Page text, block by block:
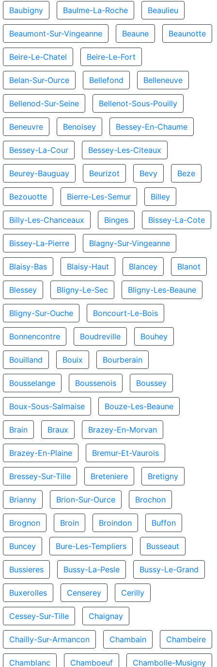
Baubigny Baulme-La-Roche Beaulieu
Beaumont-Sur-Vingeanne Beaune Beaunotte
Beire-Le-Chatel Beire-Le-Fort
Belan-Sur-Ource Bellefond Belleneuve
Bellenod-Sur-Seine Bellenot-Sous-Pouilly
Beneuvre Benoisey Bessey-En-Chaume
Bessey-La-Cour Bessey-Les-Citeaux
Beurey-Bauguay Beurizot Bevy Beze
Bezouotte Bierre-Les-Semur Billey
Billy-Les-Chanceaux Binges Bissey-La-Cote
Bissey-La-Pierre Blagny-Sur-Vingeanne
Blaisy-Bas Blaisy-Haut Blancey Blanot
Blessey Bligny-Le-Sec Bligny-Les-Beaune
Bligny-Sur-Ouche Boncourt-Le-Bois
Bonnencontre Boudreville Bouhey
Bouilland Bouix Bourberain
Bousselange Boussenois Boussey
Boux-Sous-Salmaise Bouze-Les-Beaune
Brain Braux Brazey-En-Morvan
Brazey-En-Plaine Bremur-Et-Vaurois
Bressey-Sur-Tille Breteniere Bretigny
Brianny Brion-Sur-Ource Brochon
Brognon Broin Broindon Buffon
Buncey Bure-Les-Templiers Busseaut
Bussieres Bussy-La-Pesle Bussy-Le-Grand
Buxerolles Censerey Cerilly
Cessey-Sur-Tille Chaignay
Chailly-Sur-Armancon Chambain Chambeire
Chamblanc Chamboeuf Chambolle-Musigny